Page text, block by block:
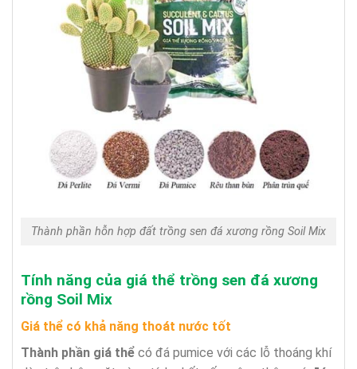
Thành phần hỗn hợp đất trồng sen đá xương rồng Soil Mix
Tính năng của giá thể trồng sen đá xương
rồng Soil Mix
Giá thể có khả năng thoát nước tốt
Thành phần giá thể có đá pumice với các lỗ thoáng khí